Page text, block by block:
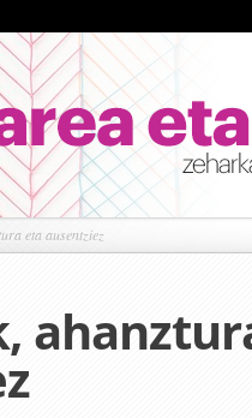
eta ausentziez